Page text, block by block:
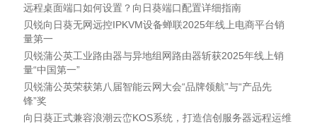
远程桌面端口如何设置？向日葵端口配置详细指南
贝锐向日葵无网远控IPKVM设备蝉联2025年线上电商平台销
量第一
贝锐蒲公英工业路由器与异地组网路由器斩获2025年线上销
量“中国第一”
贝锐蒲公英荣获第八届智能云网大会“品牌领航”与“产品先
锋”奖
向日葵正式兼容浪潮云峦KOS系统，打造信创服务器远程运维